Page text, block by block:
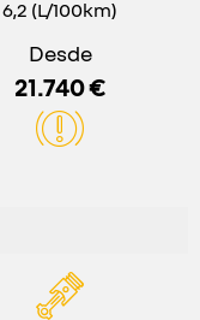
6,2 (L/100km)
Desde
21.740 €